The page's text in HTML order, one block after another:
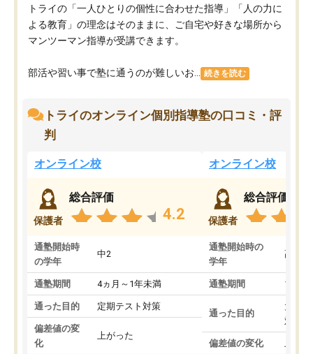
トライの「一人ひとりの個性に合わせた指導」「人の力に
よる教育」の理念はそのままに、ご自宅や好きな場所から
マンツーマン指導が受講できます。
部活や習い事で塾に通うのが難しいお... 続きを読む
トライのオンライン個別指導塾の口コミ・評
判
オンライン校
保護者
総合評価
4.2
通塾開始時
の学年
中2
通塾期間 4ヵ月～1年未満
通った目的 定期テスト対策
偏差値の変
化
上がった
オンライン校
保護者
総合評価
通塾開始時の
学年
高3
通塾期間 1～3
通った目的
大学
対策
偏差値の変化